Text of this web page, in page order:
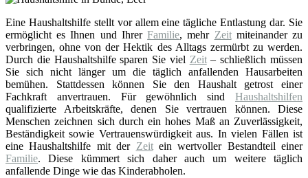
Eine Haushaltshilfe stellt vor allem eine tägliche Entlastung dar. Sie
ermöglicht es Ihnen und IhrerFamilie, mehr Zeitmiteinander zu
verbringen, ohne von der Hektik des Alltags zermürbt zu werden.
Durch die Haushaltshilfe sparen Sie viel Zeit– schließlich müssen
Sie sich nicht länger um die täglich anfallenden Hausarbeiten
bemühen. Stattdessen können Sie den Haushalt getrost einer
Fachkraft anvertrauen. Für gewöhnlich sind Haushaltshilfen
qualifizierte Arbeitskräfte, denen Sie vertrauen können. Diese
Menschen zeichnen sich durch ein hohes Maß an Zuverlässigkeit,
Beständigkeit sowie Vertrauenswürdigkeit aus. In vielen Fällen ist
eine Haushaltshilfe mit der Zeitein wertvoller Bestandteil einer
Familie. Diese kümmert sich daher auch um weitere täglich
anfallende Dinge wie das Kinderabholen.